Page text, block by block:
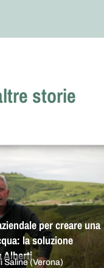
storie
per creare una
la soluzione
Alberti
Saline (Verona)